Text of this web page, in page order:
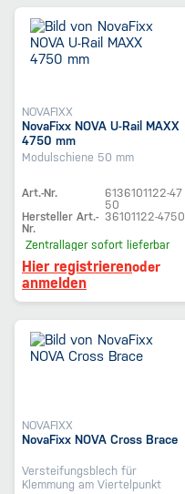
NOVAFIXX
NovaFixx NOVA U-Rail MAXX
4750 mm
Modulschiene 50 mm
Art.-Nr.
6136101122-47
50
Hersteller Art.-
Nr.
36101122-4750
Zentrallager sofort lieferbar
Hier registrierenoder
anmelden
NOVAFIXX
NovaFixx NOVA Cross Brace
Versteifungsblech für
Klemmung am Viertelpunkt